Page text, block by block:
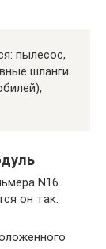
пылесос,
шланги
N16
он так: